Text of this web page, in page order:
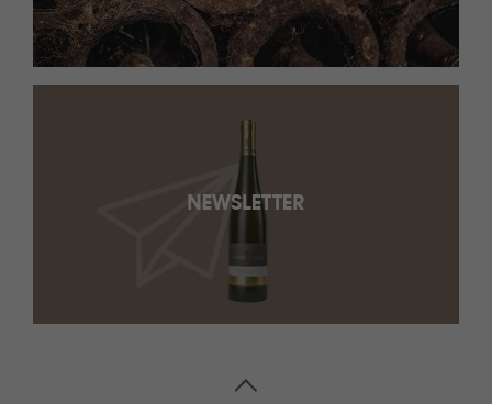
NEWSLETTER